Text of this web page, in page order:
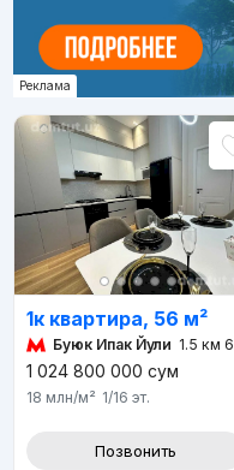
Реклама
1к квартира, 56 м²
Буюк Ипак Йули 1.5 км 6 мин
1 024 800 000 сум
18 млн/м² 1/16 эт.
Позвонить